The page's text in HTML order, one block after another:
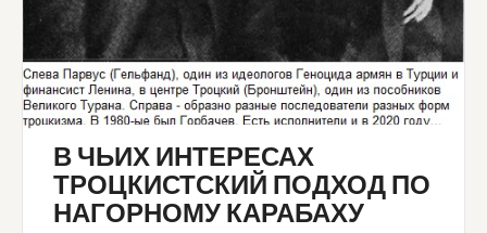
В ЧЬИХ ИНТЕРЕСАХ
ТРОЦКИСТСКИЙ ПОДХОД ПО
НАГОРНОМУ КАРАБАХУ